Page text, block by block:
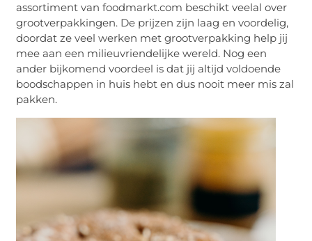
assortiment van foodmarkt.com beschikt veelal over
grootverpakkingen. De prijzen zijn laag en voordelig,
doordat ze veel werken met grootverpakking help jij
mee aan een milieuvriendelijke wereld. Nog een
ander bijkomend voordeel is dat jij altijd voldoende
boodschappen in huis hebt en dus nooit meer mis zal
pakken.